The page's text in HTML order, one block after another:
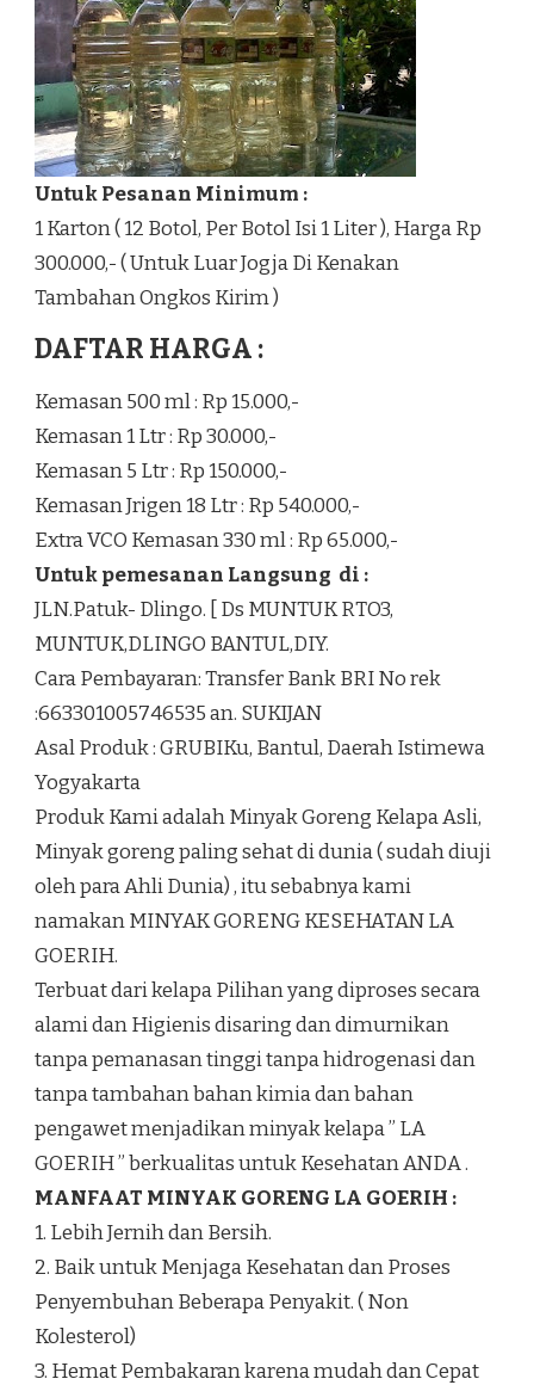
Untuk Pesanan Minimum :
1 Karton ( 12 Botol, Per Botol Isi 1 Liter ), Harga Rp
300.000,- ( Untuk Luar Jogja Di Kenakan
Tambahan Ongkos Kirim )
DAFTAR HARGA :
Kemasan 500 ml : Rp 15.000,-
Kemasan 1 Ltr : Rp 30.000,-
Kemasan 5 Ltr : Rp 150.000,-
Kemasan Jrigen 18 Ltr : Rp 540.000,-
Extra VCO Kemasan 330 ml : Rp 65.000,-
Untuk pemesanan Langsung di :
JLN.Patuk- Dlingo. [ Ds MUNTUK RTO3,
MUNTUK,DLINGO BANTUL,DIY.
Cara Pembayaran: Transfer Bank BRI No rek
:663301005746535 an. SUKIJAN
Asal Produk : GRUBIKu, Bantul, Daerah Istimewa
Yogyakarta
Produk Kami adalah Minyak Goreng Kelapa Asli,
Minyak goreng paling sehat di dunia ( sudah diuji
oleh para Ahli Dunia) , itu sebabnya kami
namakan MINYAK GORENG KESEHATAN LA
GOERIH.
Terbuat dari kelapa Pilihan yang diproses secara
alami dan Higienis disaring dan dimurnikan
tanpa pemanasan tinggi tanpa hidrogenasi dan
tanpa tambahan bahan kimia dan bahan
pengawet menjadikan minyak kelapa ” LA
GOERIH ” berkualitas untuk Kesehatan ANDA .
MANFAAT MINYAK GORENG LA GOERIH :
1. Lebih Jernih dan Bersih.
2. Baik untuk Menjaga Kesehatan dan Proses
Penyembuhan Beberapa Penyakit. ( Non
Kolesterol)
3. Hemat Pembakaran karena mudah dan Cepat